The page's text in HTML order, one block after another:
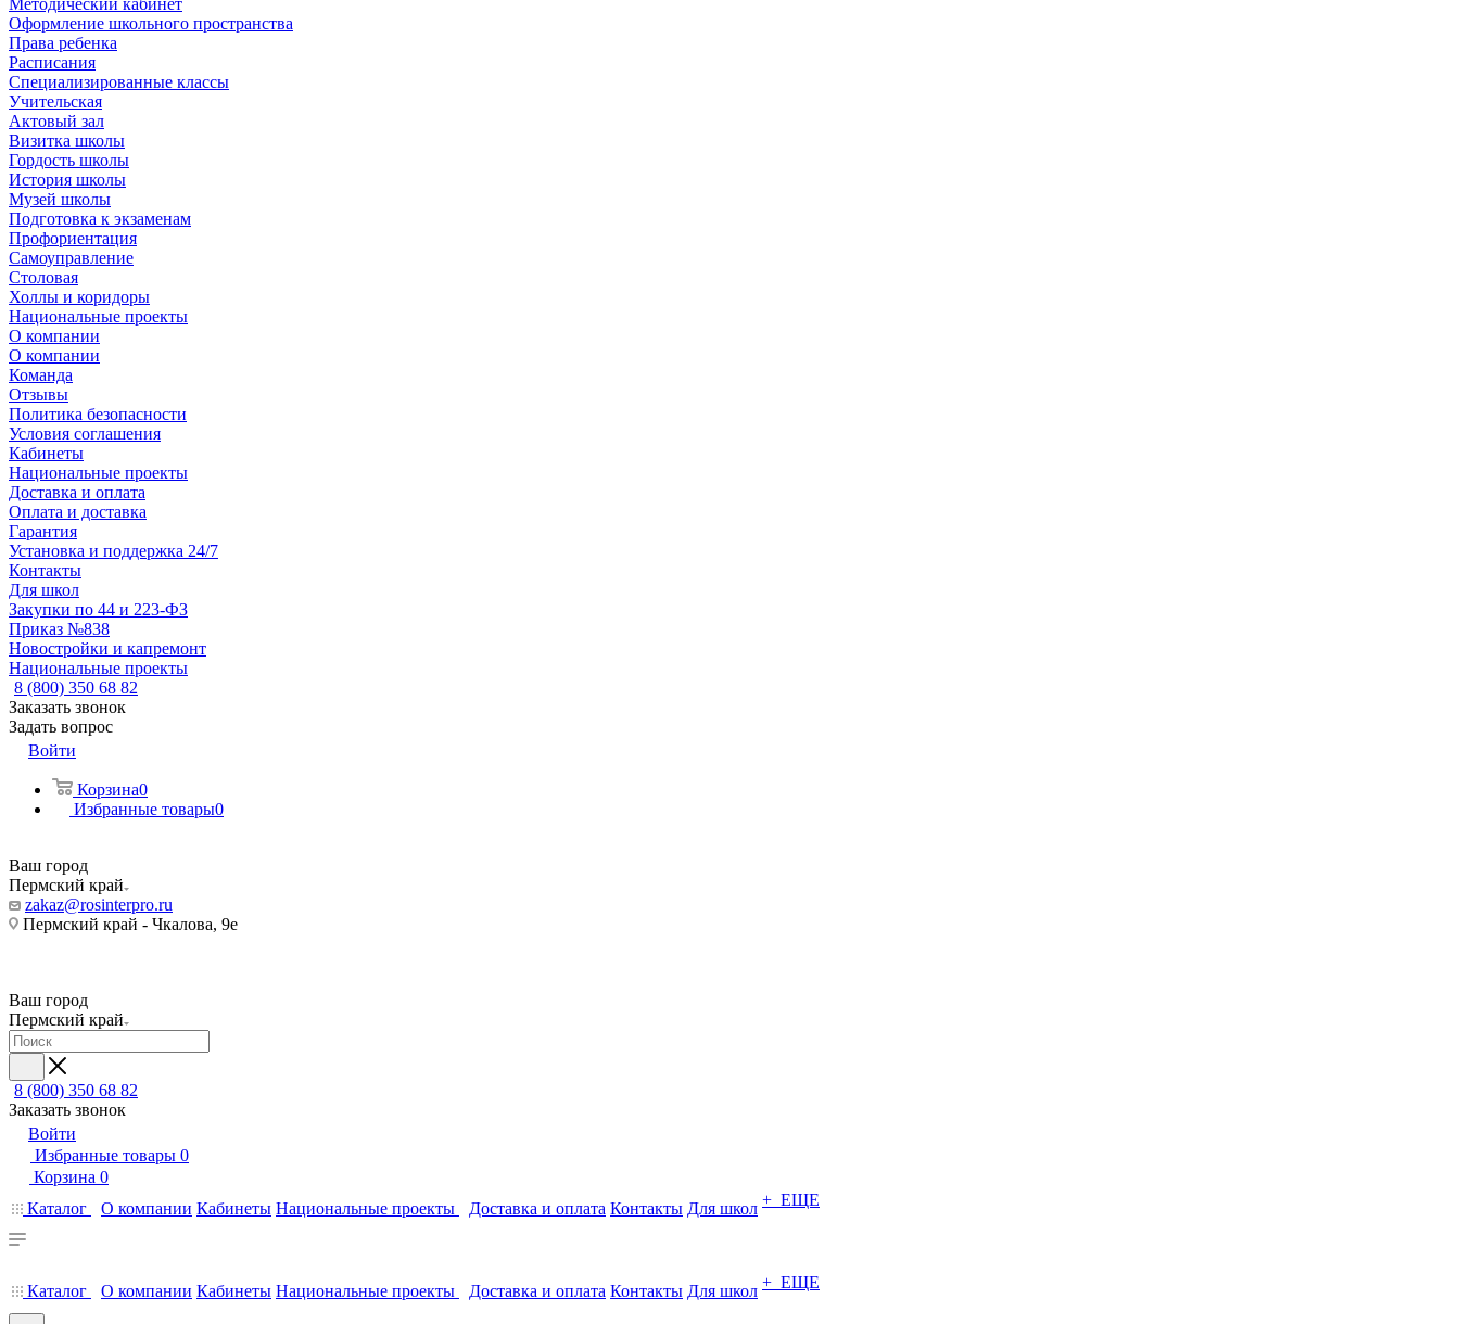
Методический кабинет
Оформление школьного пространства
Права ребенка
Расписания
Специализированные классы
Учительская
Актовый зал
Визитка школы
Гордость школы
История школы
Музей школы
Подготовка к экзаменам
Профориентация
Самоуправление
Столовая
Холлы и коридоры
Национальные проекты
О компании
О компании
Команда
Отзывы
Политика безопасности
Условия соглашения
Кабинеты
Национальные проекты
Доставка и оплата
Оплата и доставка
Гарантия
Установка и поддержка 24/7
Контакты
Для школ
Закупки по 44 и 223-ФЗ
Приказ №838
Новостройки и капремонт
Национальные проекты
8 (800) 350 68 82
Заказать звонок
Задать вопрос
Войти
Корзина0
Избранные товары0
Ваш город
Пермский край
zakaz@rosinterpro.ru
Пермский край - Чкалова, 9е
Ваш город
Пермский край
8 (800) 350 68 82
Заказать звонок
Войти
Избранные товары 0
Корзина 0
Каталог
О компании Кабинеты Национальные проекты Доставка и оплата Контакты Для школ + ЕЩЕ
Каталог О компании Кабинеты Национальные проекты Доставка и оплата Контакты Для школ + ЕЩЕ